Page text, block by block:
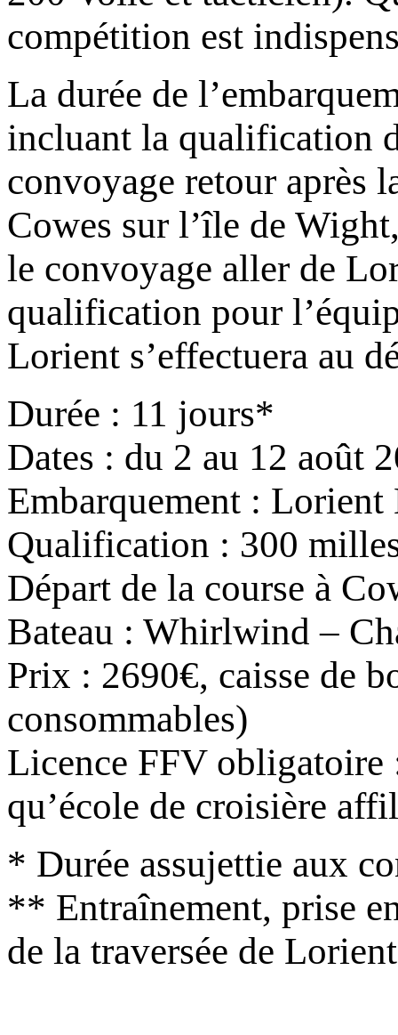
compétition est
La durée de
incluant la qualification
convoyage retour après
Cowes sur l’île de
le convoyage aller de
qualification pour
Lorient s’effectuera au
Durée : 11 jours*
Dates : du 2 au 12 août
Embarquement : Lorient
Qualification : 300
Départ de la course à
Bateau : Whirlwind –
Prix : 2690€, caisse de
consommables)
Licence FFV obligatoire
qu’école de croisière
* Durée assujettie aux
** Entraînement, prise
de la traversée de